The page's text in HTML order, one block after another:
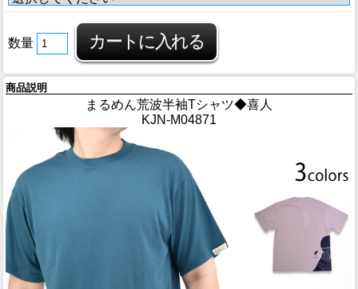
数量
商品説明
まるめん荒波半袖Tシャツ◆喜人
KJN-M04871